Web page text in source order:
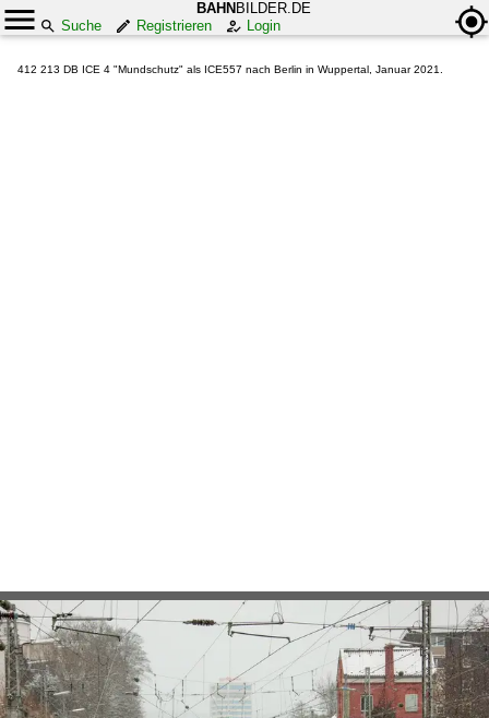
BAHN BILDER.DE
Suche
Registrieren Login
412 213 DB ICE 4 "Mundschutz" als ICE557 nach Berlin in Wuppertal, Januar 2021.